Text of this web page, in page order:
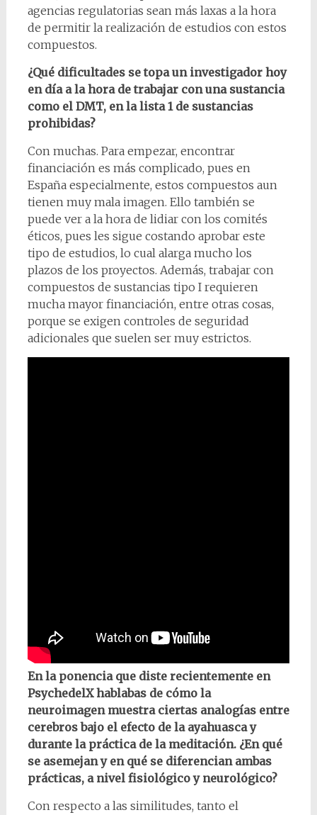
agencias regulatorias sean más laxas a la hora
de permitir la realización de estudios con estos
compuestos.
¿Qué dificultades se topa un investigador hoy
en día a la hora de trabajar con una sustancia
como el DMT, en la lista 1 de sustancias
prohibidas?
Con muchas. Para empezar, encontrar
financiación es más complicado, pues en
España especialmente, estos compuestos aun
tienen muy mala imagen. Ello también se
puede ver a la hora de lidiar con los comités
éticos, pues les sigue costando aprobar este
tipo de estudios, lo cual alarga mucho los
plazos de los proyectos. Además, trabajar con
compuestos de sustancias tipo I requieren
mucha mayor financiación, entre otras cosas,
porque se exigen controles de seguridad
adicionales que suelen ser muy estrictos.
En la ponencia que diste recientemente en
PsychedelX hablabas de cómo la
neuroimagen muestra ciertas analogías entre
cerebros bajo el efecto de la ayahuasca y
durante la práctica de la meditación. ¿En qué
se asemejan y en qué se diferencian ambas
prácticas, a nivel fisiológico y neurológico?
Con respecto a las similitudes, tanto el